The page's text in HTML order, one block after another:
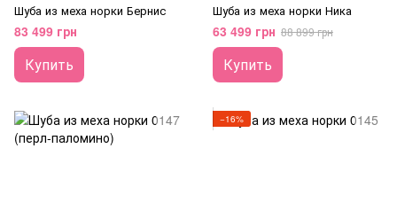
Шуба из меха норки Бернис
83 499 грн
Купить
Шуба из меха норки Ника
63 499 грн 88 899 грн
Купить
−16%